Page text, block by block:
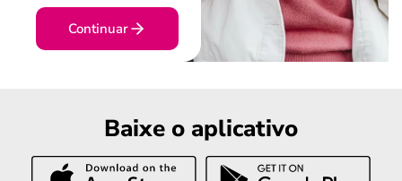
Continuar
Baixe o aplicativo